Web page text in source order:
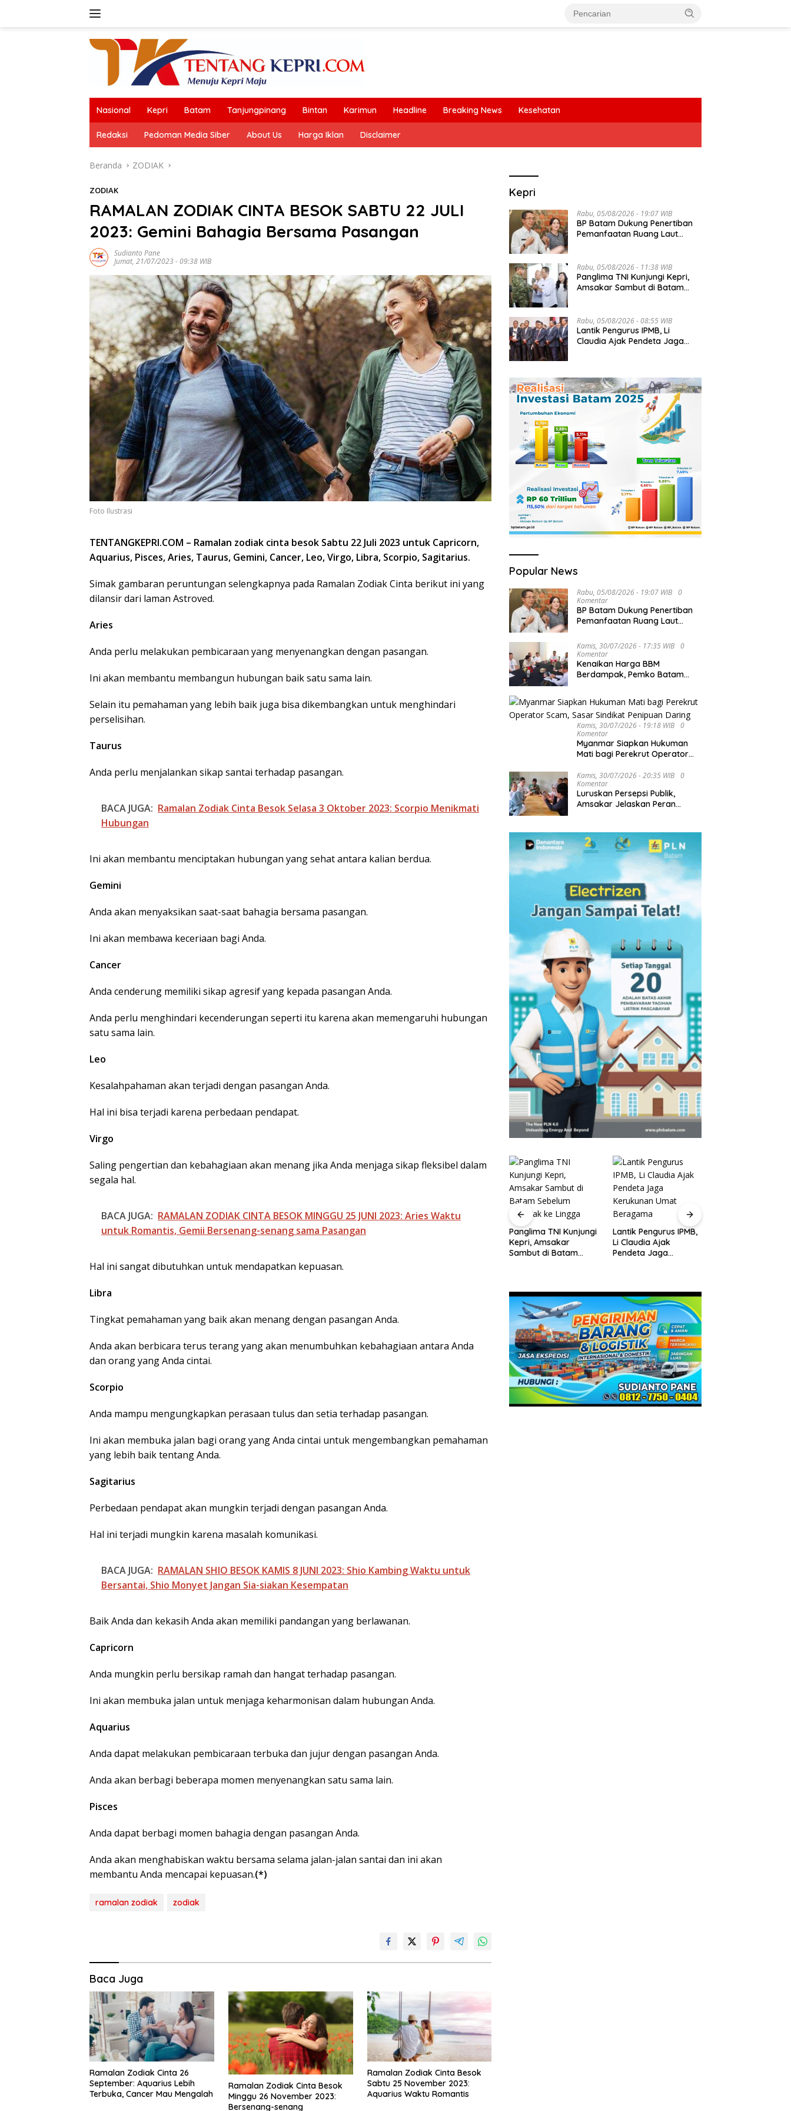
Nasional Kepri Batam Tanjungpinang Bintan Karimun Headline Breaking News Kesehatan
Redaksi Pedoman Media Siber About Us Harga Iklan Disclaimer
Beranda ZODIAK
ZODIAK
RAMALAN ZODIAK CINTA BESOK SABTU 22 JULI
2023: Gemini Bahagia Bersama Pasangan
Sudianto Pane
Jumat, 21/07/2023 - 09:38 WIB
Foto Ilustrasi
TENTANGKEPRI.COM – Ramalan zodiak cinta besok Sabtu 22 Juli 2023 untuk Capricorn,
Aquarius, Pisces, Aries, Taurus, Gemini, Cancer, Leo, Virgo, Libra, Scorpio, Sagitarius.
Simak gambaran peruntungan selengkapnya pada Ramalan Zodiak Cinta berikut ini yang
dilansir dari laman Astroved.
Aries
Anda perlu melakukan pembicaraan yang menyenangkan dengan pasangan.
Ini akan membantu membangun hubungan baik satu sama lain.
Selain itu pemahaman yang lebih baik juga bisa dikembangkan untuk menghindari
perselisihan.
Taurus
Anda perlu menjalankan sikap santai terhadap pasangan.
BACA JUGA: Ramalan Zodiak Cinta Besok Selasa 3 Oktober 2023: Scorpio Menikmati
Hubungan
Ini akan membantu menciptakan hubungan yang sehat antara kalian berdua.
Gemini
Anda akan menyaksikan saat-saat bahagia bersama pasangan.
Ini akan membawa keceriaan bagi Anda.
Cancer
Anda cenderung memiliki sikap agresif yang kepada pasangan Anda.
Anda perlu menghindari kecenderungan seperti itu karena akan memengaruhi hubungan
satu sama lain.
Leo
Kesalahpahaman akan terjadi dengan pasangan Anda.
Hal ini bisa terjadi karena perbedaan pendapat.
Virgo
Saling pengertian dan kebahagiaan akan menang jika Anda menjaga sikap fleksibel dalam
segala hal.
BACA JUGA: RAMALAN ZODIAK CINTA BESOK MINGGU 25 JUNI 2023: Aries Waktu
untuk Romantis, Gemii Bersenang-senang sama Pasangan
Hal ini sangat dibutuhkan untuk mendapatkan kepuasan.
Libra
Tingkat pemahaman yang baik akan menang dengan pasangan Anda.
Anda akan berbicara terus terang yang akan menumbuhkan kebahagiaan antara Anda
dan orang yang Anda cintai.
Scorpio
Anda mampu mengungkapkan perasaan tulus dan setia terhadap pasangan.
Ini akan membuka jalan bagi orang yang Anda cintai untuk mengembangkan pemahaman
yang lebih baik tentang Anda.
Sagitarius
Perbedaan pendapat akan mungkin terjadi dengan pasangan Anda.
Hal ini terjadi mungkin karena masalah komunikasi.
BACA JUGA: RAMALAN SHIO BESOK KAMIS 8 JUNI 2023: Shio Kambing Waktu untuk
Bersantai, Shio Monyet Jangan Sia-siakan Kesempatan
Baik Anda dan kekasih Anda akan memiliki pandangan yang berlawanan.
Capricorn
Anda mungkin perlu bersikap ramah dan hangat terhadap pasangan.
Ini akan membuka jalan untuk menjaga keharmonisan dalam hubungan Anda.
Aquarius
Anda dapat melakukan pembicaraan terbuka dan jujur ​​​​dengan pasangan Anda.
Anda akan berbagi beberapa momen menyenangkan satu sama lain.
Pisces
Anda dapat berbagi momen bahagia dengan pasangan Anda.
Anda akan menghabiskan waktu bersama selama jalan-jalan santai dan ini akan
membantu Anda mencapai kepuasan.(*)
ramalan zodiak zodiak
Baca Juga
Ramalan Zodiak Cinta 26
September: Aquarius Lebih
Terbuka, Cancer Mau Mengalah
Ramalan Zodiak Cinta Besok
Minggu 26 November 2023:
Bersenang-senang
Ramalan Zodiak Cinta Besok
Sabtu 25 November 2023:
Aquarius Waktu Romantis
Kepri
Rabu, 05/08/2026 - 19:07 WIB
BP Batam Dukung Penertiban
Pemanfaatan Ruang Laut
Rabu, 05/08/2026 - 11:38 WIB
Panglima TNI Kunjungi Kepri,
Amsakar Sambut di Batam
Rabu, 05/08/2026 - 08:55 WIB
Lantik Pengurus IPMB, Li
Claudia Ajak Pendeta Jaga
Popular News
Rabu, 05/08/2026 - 19:07 WIB
0
Komentar
BP Batam Dukung Penertiban
Pemanfaatan Ruang Laut
Perundang-undangan
Kamis, 30/07/2026 - 17:35 WIB
0
Komentar
Kenaikan Harga BBM
Berdampak, Pemko Batam
Kamis, 30/07/2026 - 19:18 WIB
0
Komentar
Myanmar Siapkan Hukuman
Mati bagi Perekrut Operator
Daring
Kamis, 30/07/2026 - 20:35 WIB
0
Komentar
Luruskan Persepsi Publik,
Amsakar Jelaskan Peran
Firmansyah: SOP
Resort Waterfront
Panglima TNI Kunjungi
Kepri, Amsakar
Sambut di Batam
Lantik Pengurus IPMB,
Li Claudia Ajak
Pendeta Jaga